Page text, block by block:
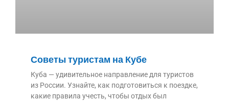
Советы туристам на Кубе
Куба — удивительное направление для туристов
из России. Узнайте, как подготовиться к поездке,
какие правила учесть, чтобы отдых был